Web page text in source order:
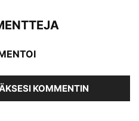
KOMMENTIN